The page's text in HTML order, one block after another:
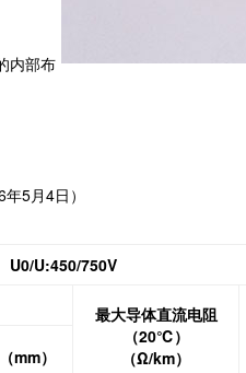
内部布
5月4日）
U:450/750V
最大导体直流电阻
（20℃）
（Ω/km）
mm）